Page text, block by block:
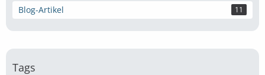
Blog-Artikel 11
Tags